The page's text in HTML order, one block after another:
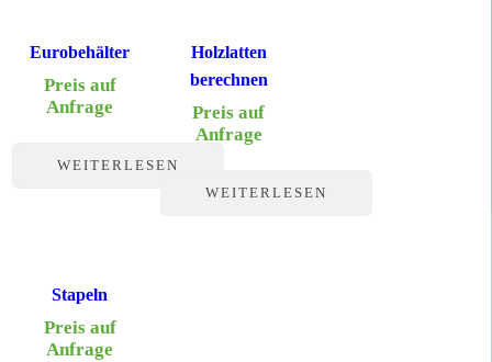
Eurobehälter
Preis auf
Anfrage
WEITERLESEN
Holzlatten
berechnen
Preis auf
Anfrage
WEITERLESEN
Stapeln
Preis auf
Anfrage